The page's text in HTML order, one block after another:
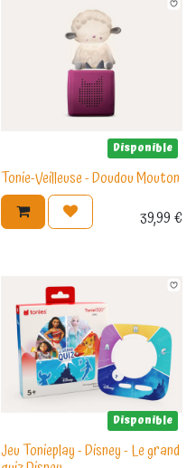
Disponible
Tonie-Veilleuse - Doudou Mouton
39,99€
Disponible
Jeu Tonieplay - Disney - Le grand